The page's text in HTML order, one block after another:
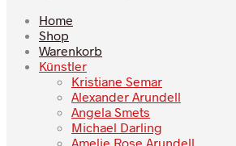
Home
Shop
Warenkorb
Künstler
Kristiane Semar
Alexander Arundell
Angela Smets
Michael Darling
Amelie Rose Arundell